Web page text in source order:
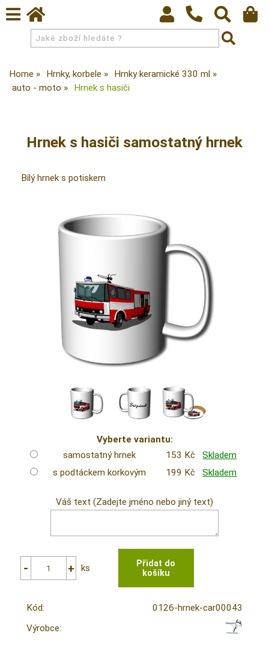
Home Hrnky, korbele
Hrnky keramické 330 ml
auto - moto
Hrnek s hasiči
Hrnek s hasiči samostatný hrnek
Bílý hrnek s potiskem
Vyberte variantu:
samostatný hrnek
153 Kč
Skladem
s podtáckem korkovým
199 Kč Skladem
Váš text (Zadejte jméno nebo jiný text)
ks
Kód:
0126-hrnek-car00043
Výrobce: